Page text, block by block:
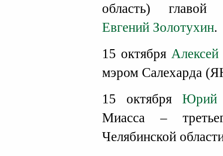
область) главой
Евгений Золотухин.
15 октября
мэром Салехарда
15 октября Юрий
Миасса –
Челябинской